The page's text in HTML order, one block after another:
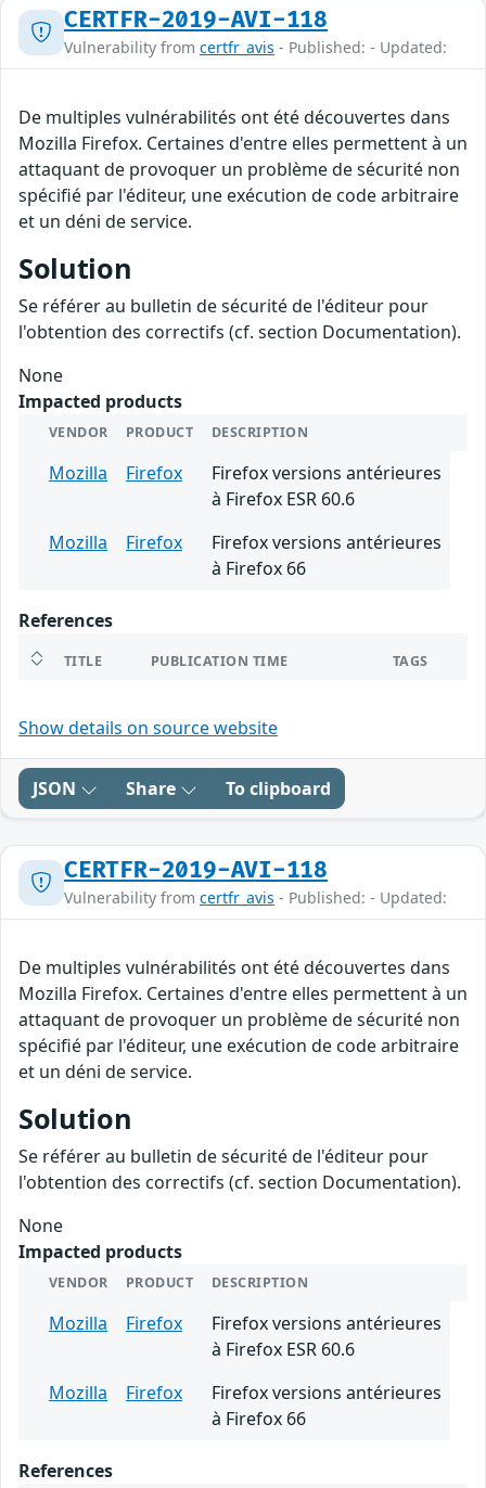
CERTFR-2019-AVI-118
Vulnerability from certfr_avis - Published: - Updated:
De multiples vulnérabilités ont été découvertes dans
Mozilla Firefox. Certaines d'entre elles permettent à un
attaquant de provoquer un problème de sécurité non
spécifié par l'éditeur, une exécution de code arbitraire
et un déni de service.
Solution
Se référer au bulletin de sécurité de l'éditeur pour
l'obtention des correctifs (cf. section Documentation).
None
Impacted products
VENDOR PRODUCT DESCRIPTION
Mozilla Firefox
Firefox versions antérieures
à Firefox ESR 60.6
Mozilla
Firefox
Firefox versions antérieures
à Firefox 66
References
TITLE PUBLICATION TIME TAGS
Show details on source website
JSON Share To clipboard
CERTFR-2019-AVI-118
Vulnerability from certfr_avis - Published: - Updated:
De multiples vulnérabilités ont été découvertes dans
Mozilla Firefox. Certaines d'entre elles permettent à un
attaquant de provoquer un problème de sécurité non
spécifié par l'éditeur, une exécution de code arbitraire
et un déni de service.
Solution
Se référer au bulletin de sécurité de l'éditeur pour
l'obtention des correctifs (cf. section Documentation).
None
Impacted products
VENDOR PRODUCT DESCRIPTION
Mozilla Firefox
Firefox versions antérieures
à Firefox ESR 60.6
Mozilla
Firefox
Firefox versions antérieures
à Firefox 66
References